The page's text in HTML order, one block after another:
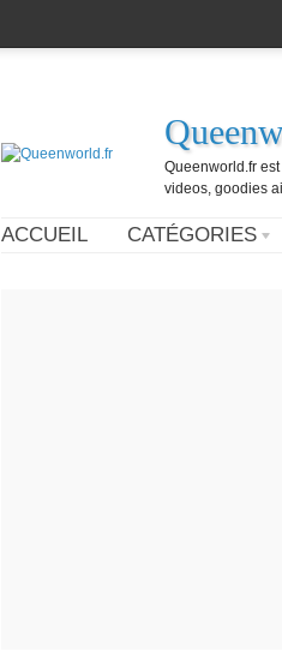
Queenworld.fr
videos, goodies
ACCUEIL CATÉGORIES